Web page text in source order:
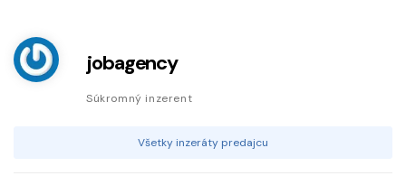
jobagency
Súkromný inzerent
Všetky inzeráty predajcu